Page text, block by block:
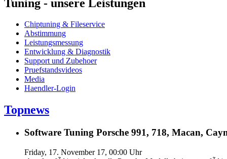
Tuning - unsere Leistungen
Chiptuning & Fileservice
Abstimmung
Leistungsmessung
Entwicklung & Diagnostik
Support und Zubehoer
Pruefstandsvideos
Media
Haendler-Login
Topnews
Software Tuning Porsche 991, 718, Macan,
Friday, 17. November 17, 00:00 Uhr